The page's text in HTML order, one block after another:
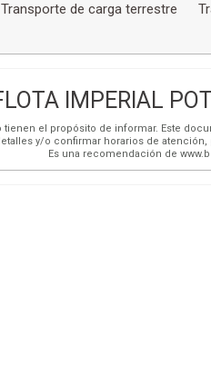
Transporte de carga terrestre
IMPERIAL
el propósito de informar. Este
y/o confirmar horarios de
Es una recomendación de